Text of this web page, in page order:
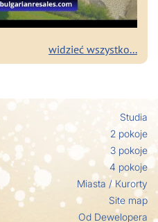
widzieć wszystko...
Studia
2 pokoje
3 pokoje
4 pokoje
Miasta / Кurorty
Site map
Od Dewelopera